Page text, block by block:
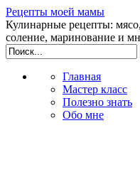
Рецепты моей мамы
Кулинарные рецепты:
соление, маринование и
Главная
Мастер класс
Полезно знать
Обо мне